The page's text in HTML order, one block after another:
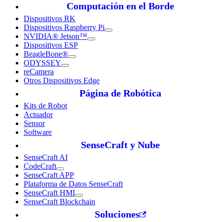
Computación en el Borde
Dispositivos RK
Dispositivos Raspberry Pi
NVIDIA® Jetson™
Dispositivos ESP
BeagleBone®
ODYSSEY
reCamera
Otros Dispositivos Edge
Página de Robótica
Kits de Robot
Actuador
Sensor
Software
SenseCraft y Nube
SenseCraft AI
CodeCraft
SenseCraft APP
Plataforma de Datos SenseCraft
SenseCraft HMI
SenseCraft Blockchain
Soluciones